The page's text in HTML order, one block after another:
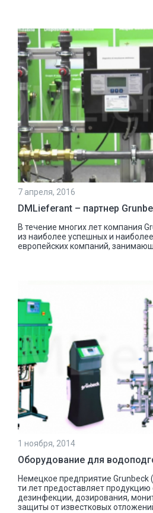
7 апреля, 2016
DMLieferant – партнер
В течение многих лет компания
из наиболее успешных и
европейских компаний,
1 ноября, 2014
Оборудование для
Немецкое предприятие Grunbeck
ти лет предоставляет продукцию
дезинфекции, дозирования,
защиты от известковых